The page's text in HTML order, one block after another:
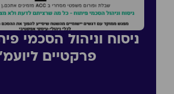
ניסוח וניהול הסכמי
פרקטיים